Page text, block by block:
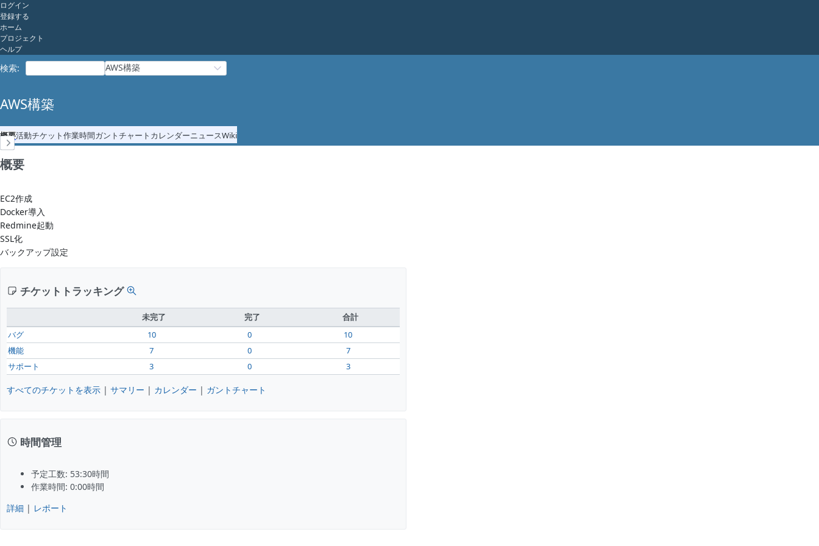
ログイン
登録する
ホーム
プロジェクト
ヘルプ
検索: AWS構築
AWS構築
概要活動チケット作業時間ガントチャート カレンダーニュースWiki
概要
EC2作成
Docker導入
Redmine起動
SSL化
バックアップ設定
チケットトラッキング
未完了 完了
合計
バグ
10 0
10
機能
7 0
7
サポート
3 0 3
すべてのチケットを表示 | サマリー | カレンダー | ガントチャート
時間管理
予定工数: 53:30時間
作業時間: 0:00時間
詳細 | レポート